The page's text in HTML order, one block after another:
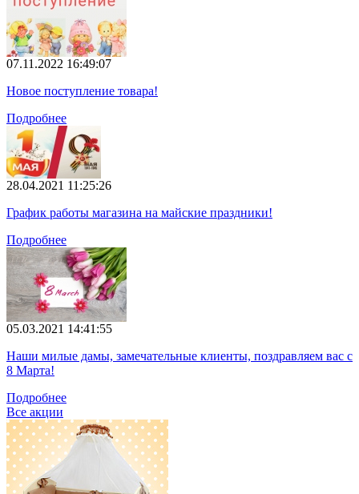
07.11.2022 16:49:07
Новое поступление товара!
Подробнее
28.04.2021 11:25:26
График работы магазина на майские праздники!
Подробнее
05.03.2021 14:41:55
Наши милые дамы, замечательные клиенты, поздравляем вас с
8 Марта!
Подробнее
Все акции